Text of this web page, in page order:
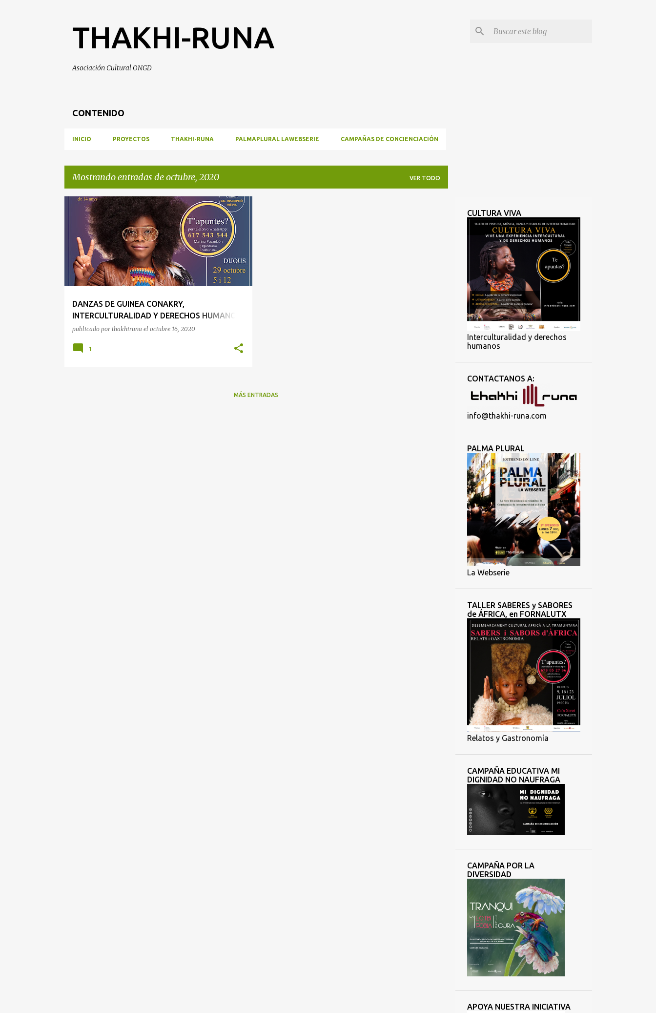
THAKHI-RUNA
Asociación Cultural ONGD
CONTENIDO
INICIO PROYECTOS THAKHI-RUNA PALMAPLURAL LAWEBSERIE CAMPAÑAS DE CONCIENCIACIÓN
Mostrando entradas de octubre, 2020 VER TODO
DANZAS DE GUINEA CONAKRY,
INTERCULTURALIDAD Y DERECHOS HUMANOS
EN BUNYOLA
publicado por thakhiruna el octubre 16, 2020
ÁFRICA EN MALLORCA AFRODANZA BUNYOLA
DERECHOS HUMANOS +
INTERCULTURALIDAD
1
MÁS ENTRADAS
CULTURA VIVA
Interculturalidad y derechos
humanos
CONTACTANOS A:
info@thakhi-runa.com
PALMA PLURAL
La Webserie
TALLER SABERES y SABORES
de ÁFRICA, en FORNALUTX
Relatos y Gastronomía
CAMPAÑA EDUCATIVA MI
DIGNIDAD NO NAUFRAGA
CAMPAÑA POR LA
DIVERSIDAD
APOYA NUESTRA INICIATIVA